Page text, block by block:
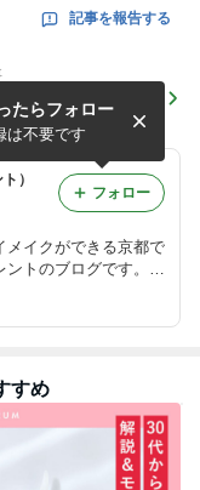
記事を報告する
果の出したい方に！
）
メイクができる京都で
トのブログです。
提案しています。
す。
たらフォロー
は不要です
フォロー
すめ